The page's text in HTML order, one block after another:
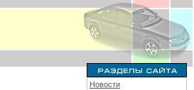
Новости